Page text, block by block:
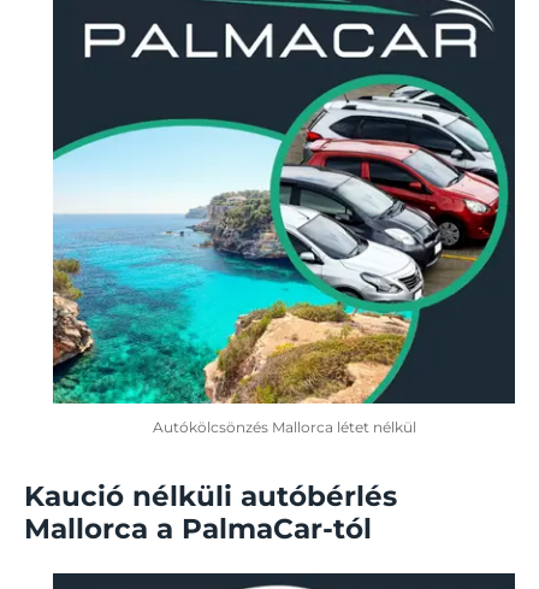
Autókölcsönzés Mallorca létet nélkül
Kaució nélküli autóbérlés
Mallorca a PalmaCar-tól